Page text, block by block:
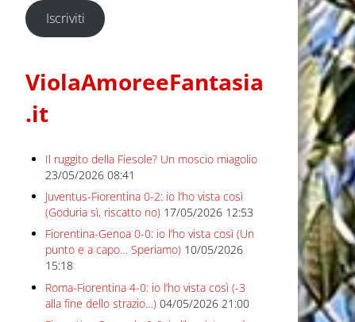
Iscriviti
ViolaAmoreeFantasia
.it
Il ruggito della Fiesole? Un moscio miagolio
23/05/2026 08:41
Juventus-Fiorentina 0-2: io l’ho vista così
(Goduria sì, riscatto no) 17/05/2026 12:53
Fiorentina-Genoa 0-0: io l’ho vista così (Un
punto e a capo… Speriamo) 10/05/2026
15:18
Roma-Fiorentina 4-0: io l’ho vista così (-3
alla fine dello strazio…) 04/05/2026 21:00